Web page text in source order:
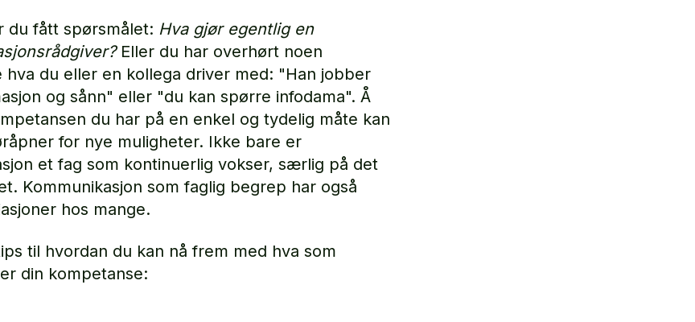
du fått spørsmålet: Hva gjør egentlig en
Eller du har overhørt noen
hva du eller en kollega driver med: "Han jobber
og sånn" eller "du kan spørre infodama". Å
du har på en enkel og tydelig måte kan
for nye muligheter. Ikke bare er
et fag som kontinuerlig vokser, særlig på det
Kommunikasjon som faglig begrep har også
hos mange.
til hvordan du kan nå frem med hva som
din kompetanse: